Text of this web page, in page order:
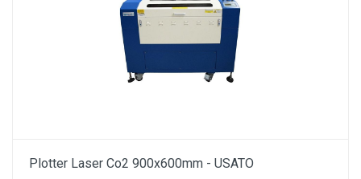
Plotter Laser Co2 900x600mm - USATO